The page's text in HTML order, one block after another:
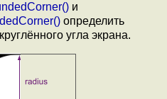
и
определить
угла экрана.